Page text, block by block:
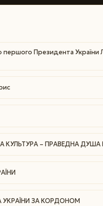
першого Президента України
КУЛЬТУРА – ПРАВЕДНА
УКРАЇНИ ЗА КОРДОНОМ